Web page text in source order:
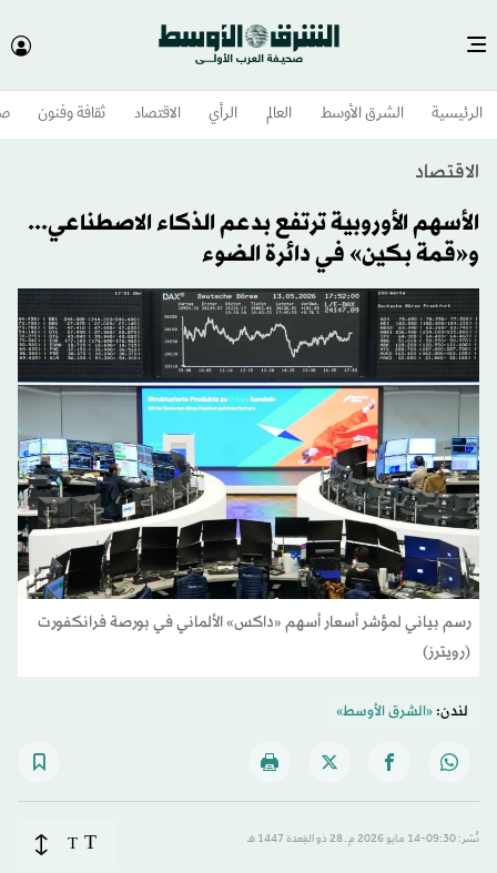
الرئيسية الشرق الأوسط​ العالم الرأي الاقتصاد ثقافة وفنون
الاقتصاد
الأسهم الأوروبية ترتفع بدعم الذكاء الاصطناعي...
و«قمة بكين» في دائرة الضوء
رسم بياني لمؤشر أسعار أسهم «داكس» الألماني في بورصة فرانكفورت
(رويترز)
لندن:«الشرق الأوسط»
نُشر: 09:30-14 مايو 2026 م ـ 28 ذو القِعدة 1447 هـ T
T